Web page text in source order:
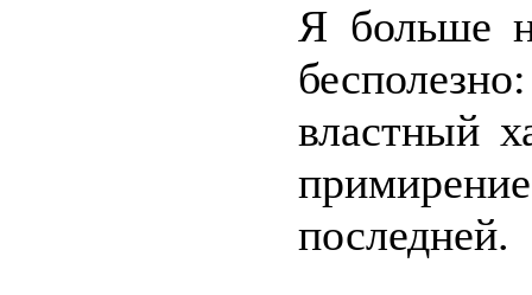
Я больше
властный
последней.